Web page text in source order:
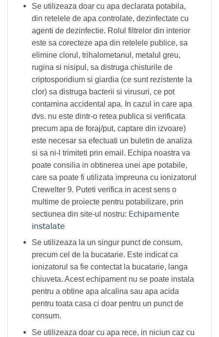
Se utilizeaza doar cu apa declarata potabila,
din retelele de apa controlate, dezinfectate cu
agenti de dezinfectie. Rolul filtrelor din interior
este sa corecteze apa din retelele publice, sa
elimine clorul, trihalometanul, metalul greu,
rugina si nisipul, sa distruga chisturile de
criptosporidium si giardia (ce sunt rezistente la
clor) sa distruga bacterii si virusuri, ce pot
contamina accidental apa. In cazul in care apa
dvs. nu este dintr-o retea publica si verificata
precum apa de foraj/put, captare din izvoare)
este necesar sa efectuati un buletin de analiza
si sa ni-l trimiteti prin email. Echipa noastra va
poate consilia in obtinerea unei ape potabile,
care sa poate fi utilizata impreuna cu ionizatorul
Crewelter 9. Puteti verifica in acest sens o
multime de proiecte pentru potabilizare, prin
sectiunea din site-ul nostru: Echipamente
instalate
Se utilizeaza la un singur punct de consum,
precum cel de la bucatarie. Este indicat ca
ionizatorul sa fie contectat la bucatarie, langa
chiuveta. Acest echipament nu se poate instala
pentru a obtine apa alcalina sau apa acida
pentru toata casa ci doar pentru un punct de
consum.
Se utilizeaza doar cu apa rece, in niciun caz cu